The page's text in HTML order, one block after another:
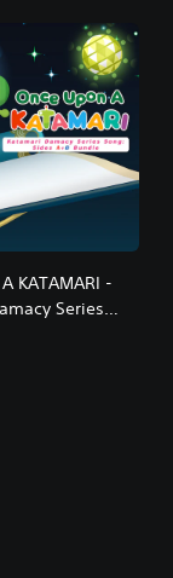
KATAMARI -
Series
+ B Bundle